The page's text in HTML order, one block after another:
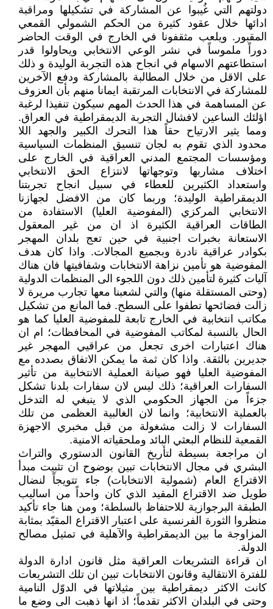
دولتهم التي غُيبوا عن المشاركة في تشكيلها ومراقبة
ادائها خلال عقود كثيرة من الحكم الشمولي القمعي
المقبور. ويلعب مثقفونا في الخارج في الوقت الحاضر
دوراً ملموساً في نشر الوعي الانتخابي ويحاولوا قدر
استطاعتهم الاسهام في انجاح هذه التجربة الوليدة و ذلك
على الاقل من خلال المطالبة بالمشاركة ودفع الآخرين
للمشاركة في الانتخابات المرتقبة ايمانا منهم بأن العزوف
عن المساهمة في هذا الحدث المهم سيكون تنفيذا لرغبة
اؤلئك الساعين لافشال التجربة الديمقراطية في العراق.
ومما يثير الارتياح حقاً هذا التحرك الكبير والجهد اللا
محدود الذي تقوم به لجان تنسيق المنظمات السياسية
ومؤسسات المجتمع المدني العراقية في الخارج على
اختلاف مشاربها وتوجهاتها لانتزاع الحق الانتخابي
واستعداد الكثيرين للعطاء في سبيل انجاح تجربتنا
الديمقراطية الوليدة؛ وربما كان من الافضل لجهازنا
الانتخابي المركزي (المفوضية العليا) الاستفادة من
الطاقات العراقية الكثيرة اذ ان من غير المعقول
الاستعانة بخبرات اجنبية في حين تعج بلدان المهجر
بكوادر عراقية نادرة وبجميع المجالات. واذا كان هدف
المفوضية هو تأمين نزاهة الانتخابات وشفافيتها فان هناك
آليات كثيرة لتأمين ذلك دون اللجوء الى المنظمات الدولية
(وحتى المستقلة منها) والتي لشعبنا معها تجارب مريرة لا
زالت فضائحها تطفوا على السطح. فما المانع من تشكيل
مكاتب انتخابية في الخارج تابعة للمفوضية العليا كما هو
الحال بالنسبة لمكاتب المفوضية في المحافظات؛ ام ان
هناك اعتبارات اخرى تجعل من عراقيي المهجر غير
جديرين بالثقة. واذا كان ثمة ما يمكن الاتفاق بصدده مع
المفوضية العليا فهو صيانة العملية الانتخابية من تأثير
السفارات العراقية؛ ذلك ليس لان سفارات بلدنا تشكل
جزءاً من الجهاز الحكومي الذي لا ينبغي له التدخل
بالعملية الانتخابية؛ وانما لان الغالبية العظمى من تلك
السفارات لا زالت مشغولة من قبل مخبري الاجهزة
القمعية للنظام البعثي البائد وملحقياته الامنية.
ان مراجعة بسيطة لتأريخ القانون الدستوري والتراث
البشري في مجال الانتخابات تبين بوضوح ان تثبيت مبدأ
الاقتراع العام (شمولية الانتخابات) جاء تتويجاً لنضال
طويل ضد الاقتراع المقيد الذي كان واحداً من اساليب
الطبقة البرجوازية للاحتفاظ بالسلطة؛ ومن هنا جاء تأكيد
منظروا الثورة الفرنسية على اعتبار الاقتراع المقيّد بمثابة
المزاوجة ما بين الديمقراطية والآهلية في تمثيل مصالح
الدولة.
ان قراءة التشريعات العراقية مثل قانون ادارة الدولة
للفترة الانتقالية وقانون الانتخابات تبين ان تلك التشريعات
كانت الاكثر ديمقراطية بين مثيلاتها في الدوّل النامية
وحتى في البلدان الاكثر تقدماً؛ اذ انها ذهبت الى وضع ما